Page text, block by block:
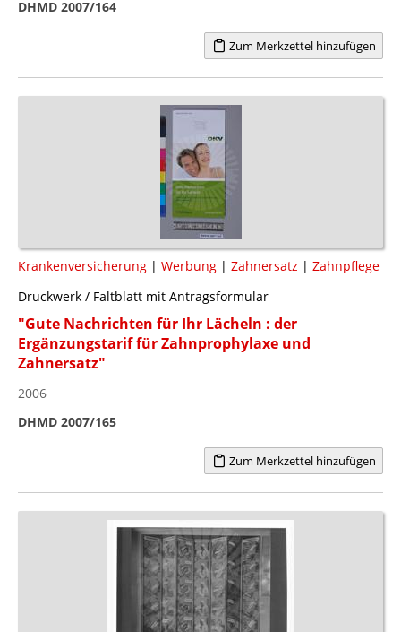
DHMD 2007/164
Zum Merkzettel hinzufügen
Krankenversicherung | Werbung | Zahnersatz | Zahnpflege
Druckwerk / Faltblatt mit Antragsformular
"Gute Nachrichten für Ihr Lächeln : der
Ergänzungstarif für Zahnprophylaxe und
Zahnersatz"
2006
DHMD 2007/165
Zum Merkzettel hinzufügen